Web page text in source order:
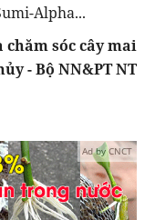
Alpha...
sóc cây mai
- Bộ NN&PT NT
Ad by CNCT